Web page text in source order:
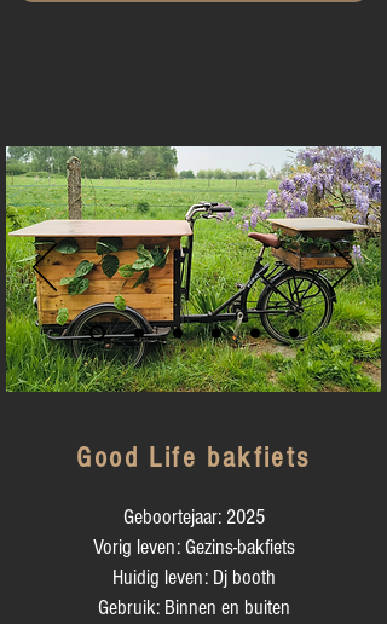
Good Life bakfiets
Geboortejaar: 2025
Vorig leven: Gezins-bakfiets
Huidig leven: Dj booth
Gebruik: Binnen en buiten